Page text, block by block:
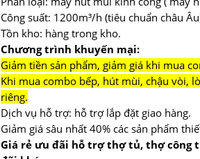
Công suất: 1200m³/h (tiêu chuẩn châu
Tồn kho: hàng trong kho.
Chương trình khuyến mại:
Giảm tiền sản phẩm, giảm giá khi mua
Khi mua combo bếp, hút mùi, chậu vòi,
riêng.
Dịch vụ hỗ trợ: hỗ trợ lắp đặt giao hàng.
Giảm giá sâu nhất 40% các sản phẩm
Giá rẻ ưu đãi hỗ trợ thợ tủ, thợ công